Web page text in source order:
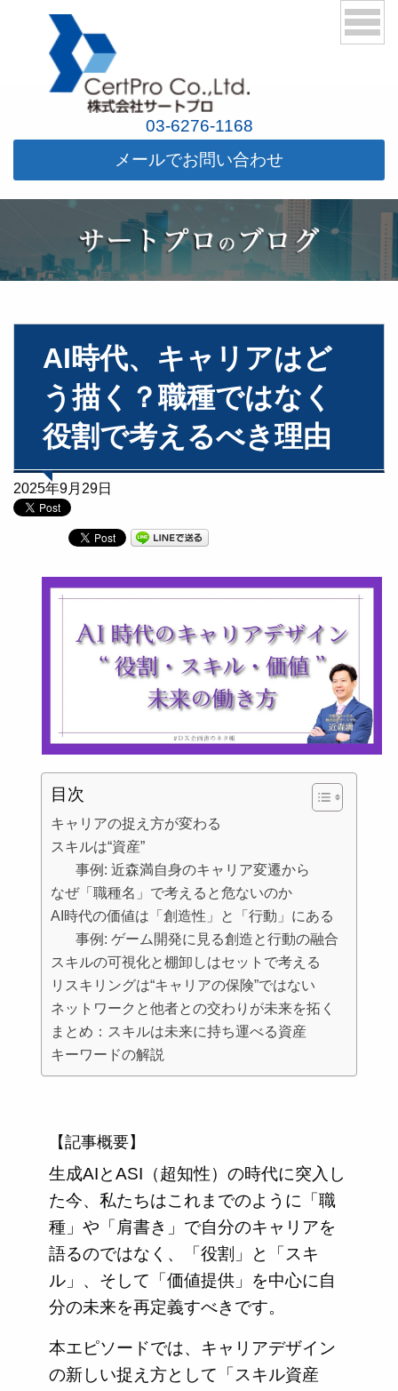
03-6276-1168
メールでお問い合わせ
AI時代、キャリアはど
う描く？職種ではなく
役割で考えるべき理由
2025年9月29日
目次
キャリアの捉え方が変わる
スキルは“資産”
事例: 近森満自身のキャリア変遷から
なぜ「職種名」で考えると危ないのか
AI時代の価値は「創造性」と「行動」にある
事例: ゲーム開発に見る創造と行動の融合
スキルの可視化と棚卸しはセットで考える
リスキリングは“キャリアの保険”ではない
ネットワークと他者との交わりが未来を拓く
まとめ：スキルは未来に持ち運べる資産
キーワードの解説
【記事概要】
生成AIとASI（超知性）の時代に突入し
た今、私たちはこれまでのように「職
種」や「肩書き」で自分のキャリアを
語るのではなく、「役割」と「スキ
ル」、そして「価値提供」を中心に自
分の未来を再定義すべきです。
本エピソードでは、キャリアデザイン
の新しい捉え方として「スキル資産